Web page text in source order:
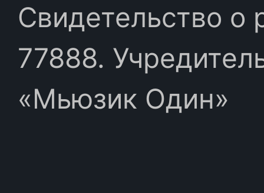
Свидетельство
77888.
«Мьюзик Один»